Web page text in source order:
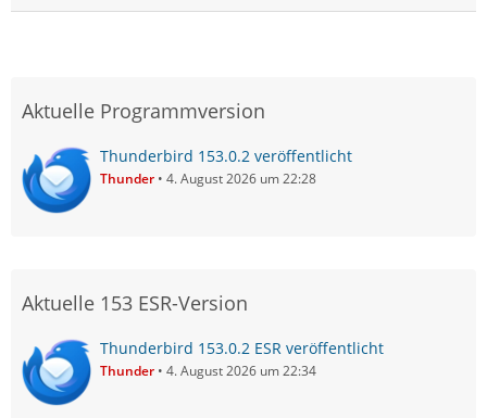
Aktuelle Programmversion
Thunderbird 153.0.2 veröffentlicht
Thunder 4. August 2026 um 22:28
Aktuelle 153 ESR-Version
Thunderbird 153.0.2 ESR veröffentlicht
Thunder 4. August 2026 um 22:34